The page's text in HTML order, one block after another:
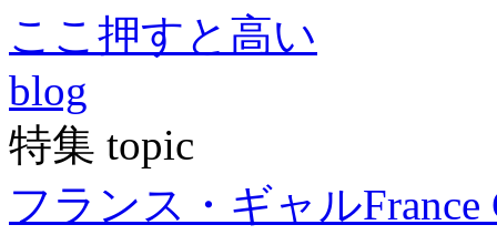
ここ押すと高い
blog
特集 topic
フランス・ギャルFrance